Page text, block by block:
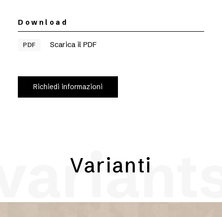
Download
PDF Scarica il PDF
Richiedi informazioni
Varianti